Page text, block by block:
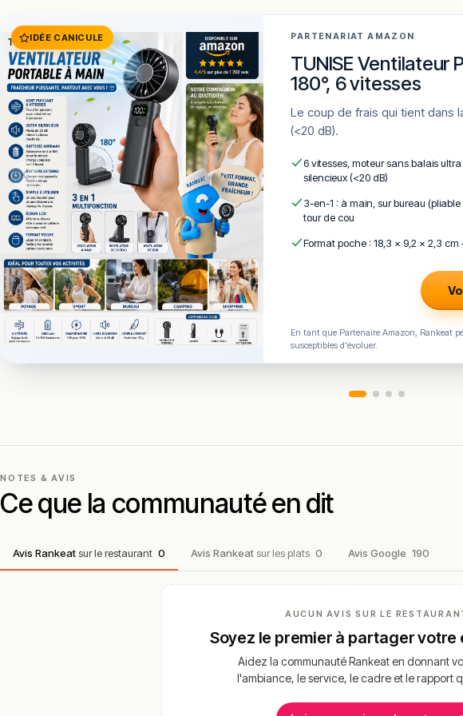
IDÉE CANICULE PARTENARIAT AMAZON
TUNISE Ventilateur
180°, 6 vitesses
Le coup de frais qui tient dans la poche. 6 vitesses · LCD · 4000mAh · Silencieux
(<20 dB).
6 vitesses, moteur sans balais ultra
silencieux (<20 dB)
3-en-1 : à main, sur bureau (pliable
tour de cou
Format poche : 18,3 × 9,2 × 2,3
En tant que Partenaire Amazon, Rankeat
susceptibles d'évoluer.
NOTES & AVIS
Ce que la communauté en dit
Avis Rankeatsur le restaurant 0 Avis Rankeat sur les plats 0 Avis Google 190
AUCUN AVIS SUR LE
Soyez le premier à partager votre
Aidez la communauté Rankeat en donnant
l'ambiance, le service, le cadre et le rapport